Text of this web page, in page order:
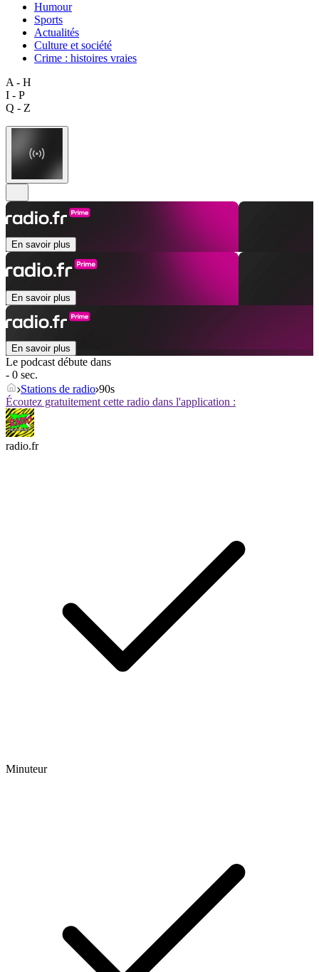
Humour
Sports
Actualités
Culture et société
Crime : histoires vraies
A - H
I - P
Q - Z
En savoir plus
En savoir plus
En savoir plus
Le podcast débute dans
- 0 sec.
Stations de radio 90s
Écoutez gratuitement cette radio dans l'application :
radio.fr
Minuteur